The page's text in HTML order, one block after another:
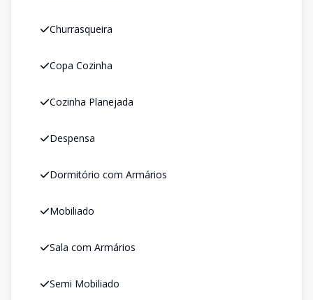
Churrasqueira
Copa Cozinha
Cozinha Planejada
Despensa
Dormitório com Armários
Mobiliado
Sala com Armários
Semi Mobiliado